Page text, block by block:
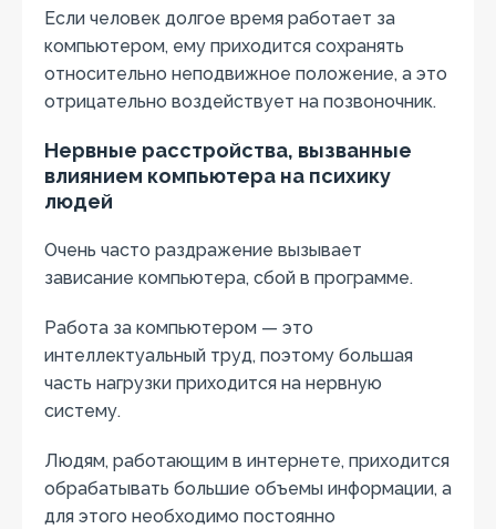
Если человек долгое время работает за
компьютером, ему приходится сохранять
относительно неподвижное положение, а это
отрицательно воздействует на позвоночник.
Нервные расстройства, вызванные
влиянием компьютера на психику
людей
Очень часто раздражение вызывает
зависание компьютера, сбой в программе.
Работа за компьютером — это
интеллектуальный труд, поэтому большая
часть нагрузки приходится на нервную
систему.
Людям, работающим в интернете, приходится
обрабатывать большие объемы информации, а
для этого необходимо постоянно